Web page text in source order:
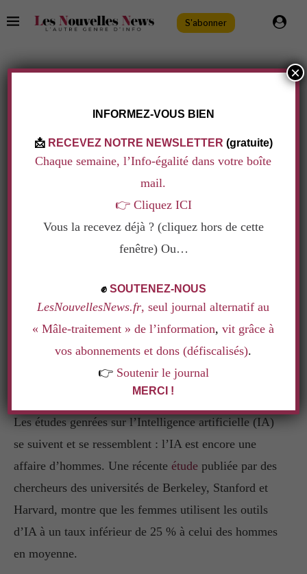
S'abonner
INTELLIGENCE ARTIFICIELLE : LES FEMMES
ALORS ?
Ecrit parIsabelle Germain 2 octobre 2025
Elles utilisent l’IA 25% de moins que les hommes.
Les femmes risquent de perdre en productivité et
de freiner la croissance économique prévient une
Les études genrées sur l’Intelligence artificielle (IA)
se suivent et se ressemblent : l’IA est encore une
affaire d’hommes. Une récente étude publiée par des
chercheurs des universités de Berkeley, Stanford et
Harvard, montre que les femmes utilisent les outils
d’IA à un taux inférieur de 25 % à celui des hommes
en moyenne.
INFORMEZ-VOUS BIEN
📩 RECEVEZ NOTRE NEWSLETTER (gratuite)
Chaque semaine, l’Info-égalité dans votre boîte
mail.
👉 Cliquez ICI
Vous la recevez déjà ? (cliquez hors de cette
fenêtre) Ou…
✊ SOUTENEZ-NOUS
LesNouvellesNews.fr, seul journal alternatif au
« Mâle-traitement » de l’information,vit grâce à
vos abonnements et dons (défiscalisés).
👉 Soutenir le journal
MERCI !
×